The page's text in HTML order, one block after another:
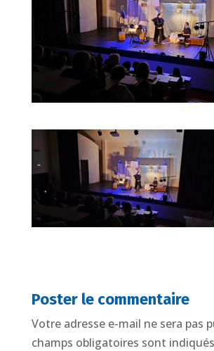
Poster le commentaire
Votre adresse e-mail ne sera pas
champs obligatoires sont